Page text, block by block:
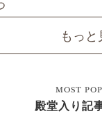
もっと
MOST
殿堂入り記